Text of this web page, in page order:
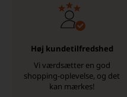
Høj kundetilfredshed
Vi værdsætter en god
shopping-oplevelse, og det
kan mærkes!